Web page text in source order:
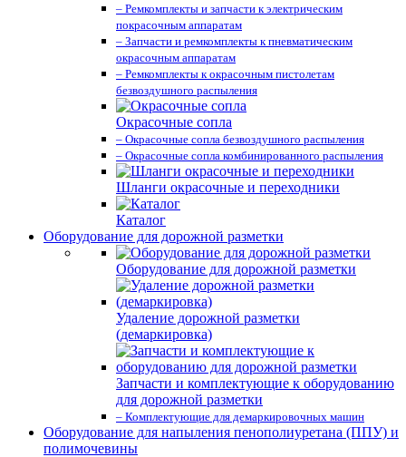
– Ремкомплекты и запчасти к электрическим
покрасочным аппаратам
– Запчасти и ремкомплекты к пневматическим
окрасочным аппаратам
– Ремкомплекты к окрасочным пистолетам
безвоздушного распыления
Окрасочные сопла
– Окрасочные сопла безвоздушного распыления
– Окрасочные сопла комбинированного распыления
Шланги окрасочные и переходники
Каталог
Оборудование для дорожной разметки
Оборудование для дорожной разметки
Удаление дорожной разметки
(демаркировка)
Запчасти и комплектующие к оборудованию
для дорожной разметки
– Комплектующие для демаркировочных машин
Оборудование для напыления пенополиуретана (ППУ) и
полимочевины